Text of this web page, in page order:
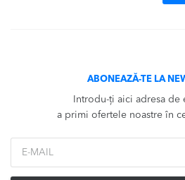
ABONEAZĂ-TE LA
Introdu-ți aici adresa de
a primi ofertele noastre în